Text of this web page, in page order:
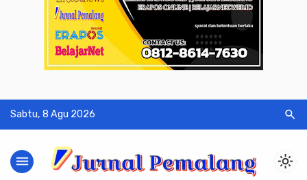
Sabtu, 8 Agu 2026 search
menu light_mode